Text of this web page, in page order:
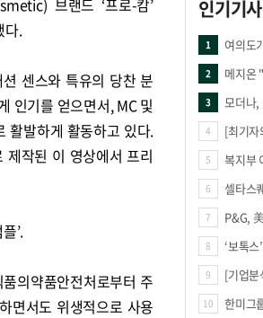
브랜드 ‘프로-캄’
다.
센스와 특유의 당찬 분
인기를 얻으면서, MC 및
활발하게 활동하고 있다.
제작된 이 영상에서 프리
’.
의약품안전처로부터 주
면서도 위생적으로 사용
인기기사
1
2
3
4
5
6
7
8
9
10